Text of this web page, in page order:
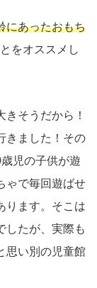
にあったおもち
をオススメし
そうだから！
きました！その
児の子供が遊
ゃで毎回遊ばせ
ります。そこは
したが、実際も
思い別の児童館